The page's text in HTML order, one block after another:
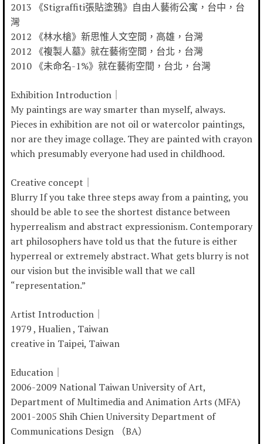
2013 《Stigraffiti張貼塗鴉》自由人藝術公寓，台中，台
灣
2012 《林水槍》新思惟人文空間，高雄，台灣
2012 《複製人墓》就在藝術空間，台北，台灣
2010 《未命名-1%》就在藝術空間，台北，台灣
Exhibition Introduction｜
My paintings are way smarter than myself, always.
Pieces in exhibition are not oil or watercolor paintings,
nor are they image collage. They are painted with crayon
which presumably everyone had used in childhood.
Creative concept｜
Blurry If you take three steps away from a painting, you
should be able to see the shortest distance between
hyperrealism and abstract expressionism. Contemporary
art philosophers have told us that the future is either
hyperreal or extremely abstract. What gets blurry is not
our vision but the invisible wall that we call
“representation.”
Artist Introduction｜
1979 , Hualien , Taiwan
creative in Taipei, Taiwan
Education｜
2006-2009 National Taiwan University of Art,
Department of Multimedia and Animation Arts (MFA)
2001-2005 Shih Chien University Department of
Communications Design （BA）